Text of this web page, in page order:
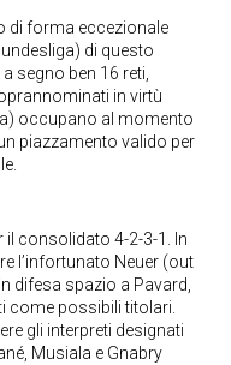
di forma eccezionale
di questo
segno ben 16 reti,
in virtù
occupano al momento
piazzamento valido per
il consolidato 4-2-3-1. In
l’infortunato Neuer (out
difesa spazio a Pavard,
come possibili titolari.
gli interpreti designati
Musiala e Gnabry